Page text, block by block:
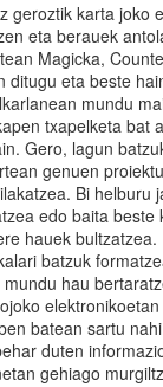
geroztik karta joko
eta berauek
Magicka,
ditugu eta beste
mundu
txapelketa bat
Gero, lagun
genuen
Bi helburu
edo baita beste
hauek bultzatzea.
batzuk
hau
batean sartu
duten
gehiago